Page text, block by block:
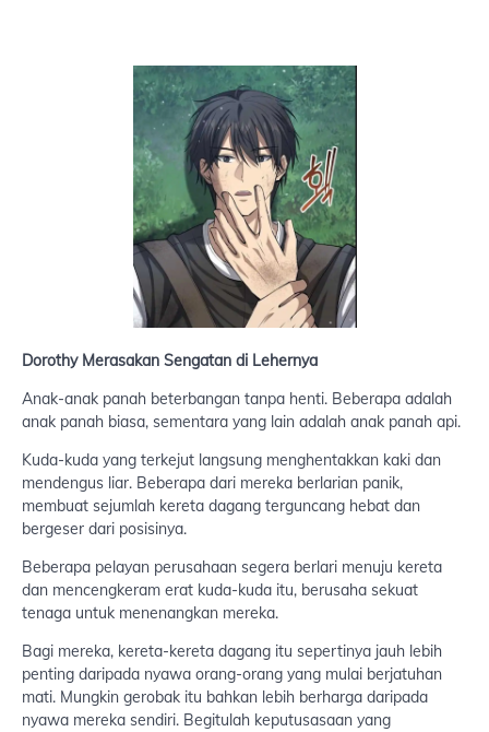
Dorothy Merasakan Sengatan di Lehernya
Anak-anak panah beterbangan tanpa henti. Beberapa adalah
anak panah biasa, sementara yang lain adalah anak panah api.
Kuda-kuda yang terkejut langsung menghentakkan kaki dan
mendengus liar. Beberapa dari mereka berlarian panik,
membuat sejumlah kereta dagang terguncang hebat dan
bergeser dari posisinya.
Beberapa pelayan perusahaan segera berlari menuju kereta
dan mencengkeram erat kuda-kuda itu, berusaha sekuat
tenaga untuk menenangkan mereka.
Bagi mereka, kereta-kereta dagang itu sepertinya jauh lebih
penting daripada nyawa orang-orang yang mulai berjatuhan
mati. Mungkin gerobak itu bahkan lebih berharga daripada
nyawa mereka sendiri. Begitulah keputusasaan yang